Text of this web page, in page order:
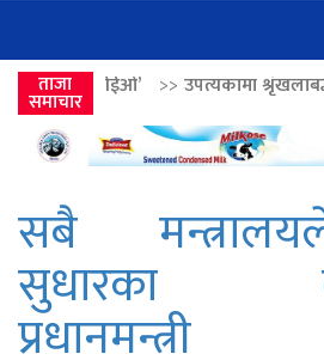
ताजा
समाचार
उपत्यकामा श्रृंखलाबद्ध सिक्री लुट्ने ‘कर्मा
सबै
सुधारका
प्रधानमन्त्री